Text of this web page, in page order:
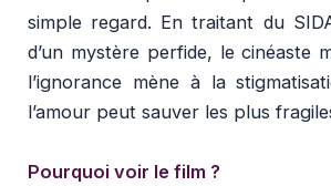
simple regard. En traitant du
d’un mystère perfide, le cinéaste
l’ignorance mène à la
l’amour peut sauver les plus
Pourquoi voir le film ?